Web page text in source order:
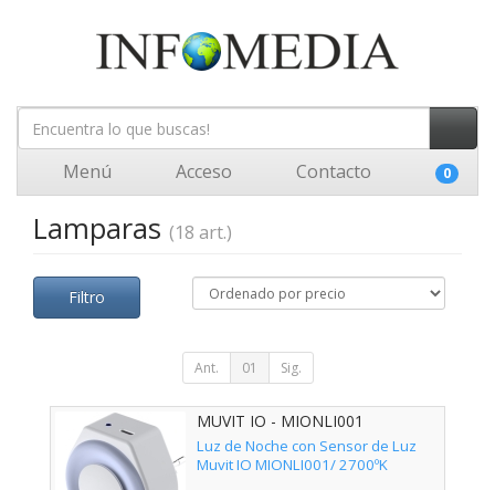
Menú Acceso Contacto 0
Lamparas (18 art.)
Filtro
Ant. 01 Sig.
MUVIT IO - MIONLI001
Luz de Noche con Sensor de Luz
Muvit IO MIONLI001/ 2700ºK